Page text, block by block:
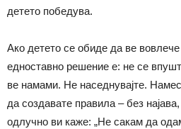
детето победува.
Ако детето се обиде да ве
едноставно решение е: не се
ве намами. Не наседнувајте.
да создавате правила – без
одлучно ви каже: „Не сакам да